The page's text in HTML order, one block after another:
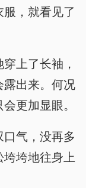
，就看见了
上了长袖，
露出来。何况
更加显眼。
气，没再多
垮地往身上